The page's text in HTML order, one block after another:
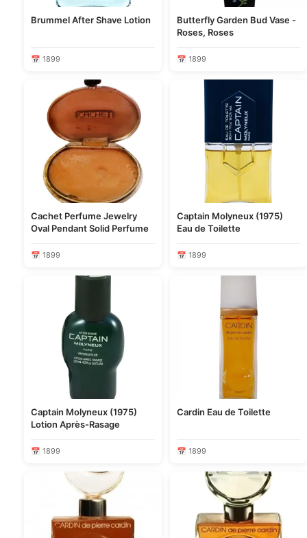
Brummel After Shave Lotion
📅 1899
Butterfly Garden Bud Vase -
Roses, Roses
📅 1899
Cachet Perfume Jewelry
Oval Pendant Solid Perfume
📅 1899
Captain Molyneux (1975)
Eau de Toilette
📅 1899
Captain Molyneux (1975)
Lotion Après-Rasage
📅 1899
Cardin Eau de Toilette
📅 1899